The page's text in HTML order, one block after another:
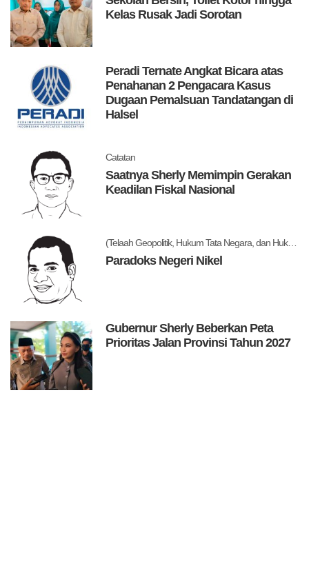
Kelas Rusak Jadi Sorotan
Peradi Ternate Angkat Bicara atas
Penahanan 2 Pengacara Kasus
Dugaan Pemalsuan Tandatangan di
Halsel
Catatan
Saatnya Sherly Memimpin Gerakan
Keadilan Fiskal Nasional
(Telaah Geopolitik, Hukum Tata Negara, dan Hukum Administrasi Negara)
Paradoks Negeri Nikel
Gubernur Sherly Beberkan Peta
Prioritas Jalan Provinsi Tahun 2027